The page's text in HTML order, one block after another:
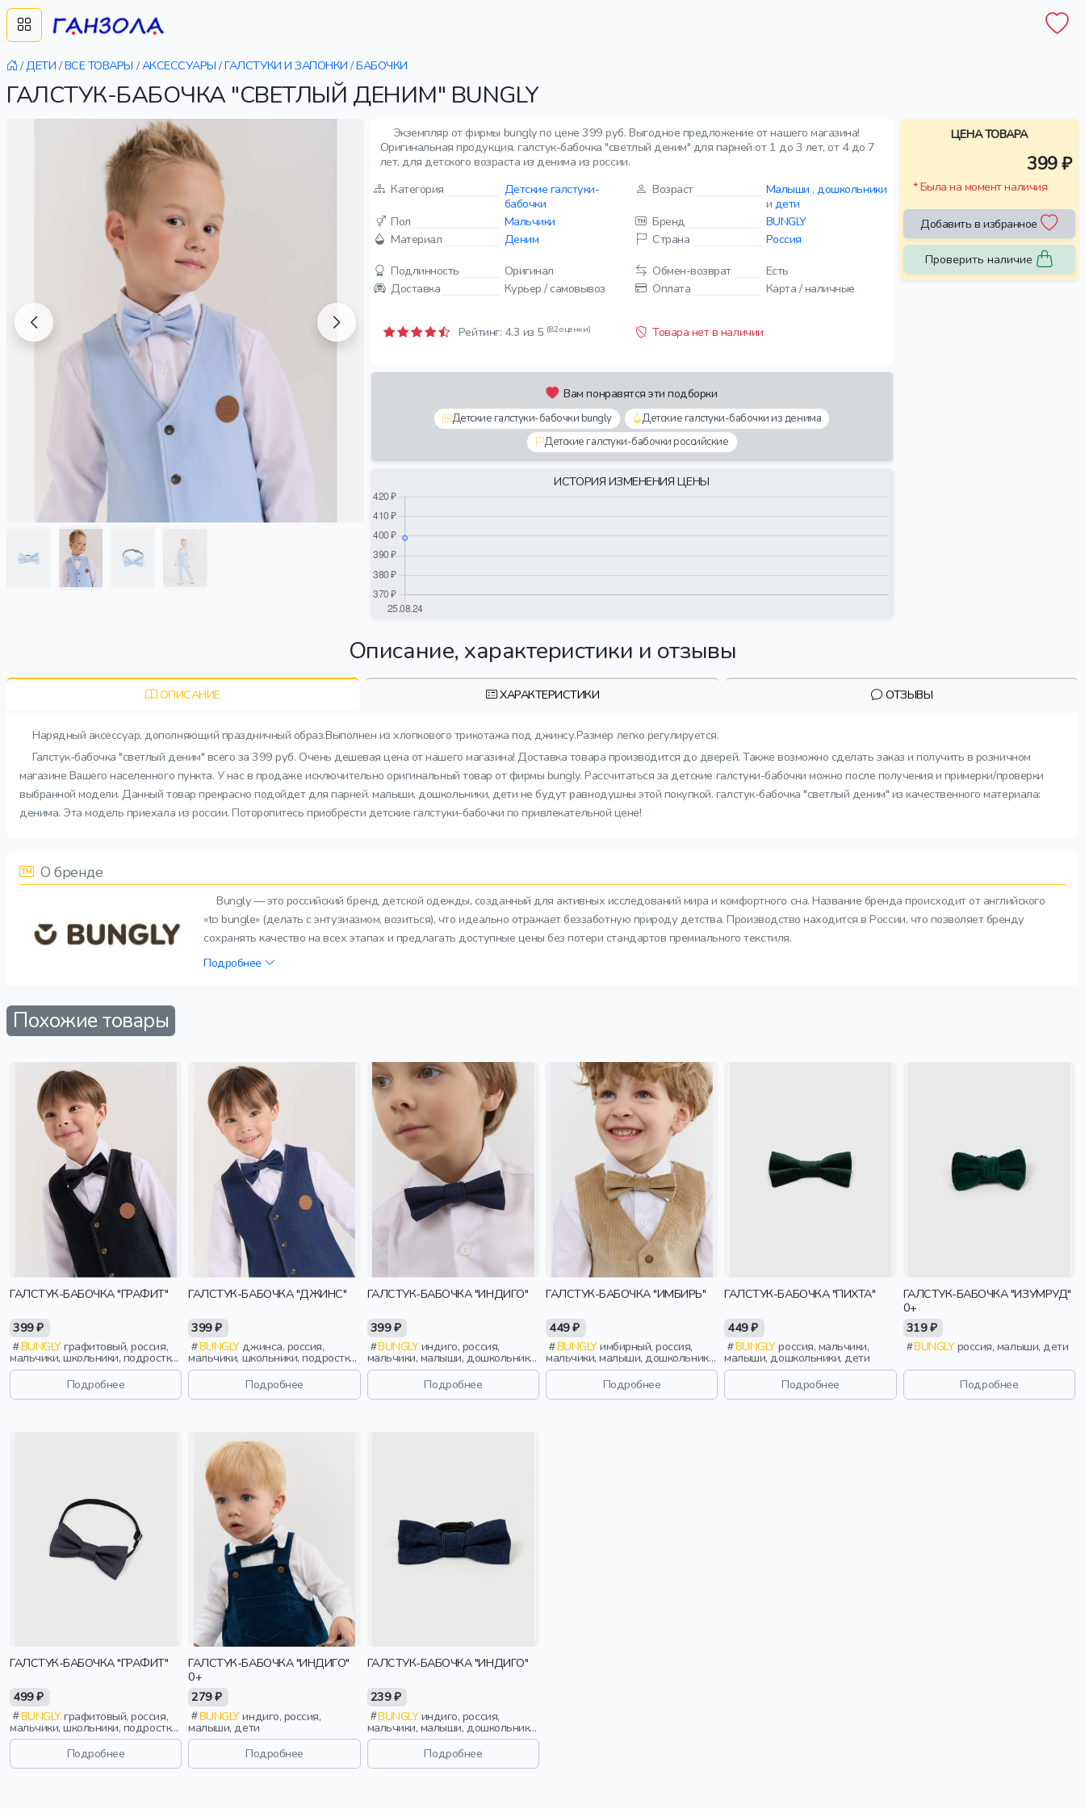
/ДЕТИ /ВСЕ ТОВАРЫ /АКСЕССУАРЫ /ГАЛСТУКИ И ЗАПОНКИ /БАБОЧКИ
ГАЛСТУК-БАБОЧКА "СВЕТЛЫЙ ДЕНИМ" BUNGLY
Экземпляр от фирмы bungly по цене 399 руб. Выгодное предложение от нашего магазина!
Оригинальная продукция. галстук-бабочка "светлый деним" для парней от 1 до 3 лет, от 4 до 7
лет, для детского возраста из денима из россии.
Категория
Детские галстуки-
бабочки
Возраст Малыши ,дошкольники
и дети
Пол
Мальчики Бренд
BUNGLY
Материал
Деним Страна
Россия
Подлинность
Оригинал Обмен-возврат
Есть
Доставка
Курьер / самовывоз Оплата Карта / наличные
Рейтинг: 4.3 из 5 (82 оценки) Товара нет в наличии
Вам понравятся эти подборки
Детские галстуки-бабочки bungly
Детские галстуки-бабочки из денима
Детские галстуки-бабочки российские
ИСТОРИЯ ИЗМЕНЕНИЯ ЦЕНЫ
ЦЕНА ТОВАРА
399 ₽
* Была на момент наличия
Добавить в избранное
Проверить наличие
Описание, характеристики и отзывы
ОПИСАНИЕ ХАРАКТЕРИСТИКИ ОТЗЫВЫ
Нарядный аксессуар, дополняющий праздничный образ.Выполнен из хлопкового трикотажа под джинсу.Размер легко регулируется.
Галстук-бабочка "светлый деним" всего за 399 руб. Очень дешевая цена от нашего магазина! Доставка товара производится до дверей. Также возможно сделать заказ и получить в розничном
магазине Вашего населенного пункта. У нас в продаже исключительно оригинальный товар от фирмы bungly. Рассчитаться за детские галстуки-бабочки можно после получения и примерки/проверки
выбранной модели. Данный товар прекрасно подойдет для парней. малыши, дошкольники, дети не будут равнодушны этой покупкой. галстук-бабочка "светлый деним" из качественного материала:
денима. Эта модель приехала из россии. Поторопитесь приобрести детские галстуки-бабочки по привлекательной цене!
О бренде
Bungly — это российский бренд детской одежды, созданный для активных исследований мира и комфортного сна. Название бренда происходит от английского
«to bungle» (делать с энтузиазмом, возиться), что идеально отражает беззаботную природу детства. Производство находится в России, что позволяет бренду
сохранять качество на всех этапах и предлагать доступные цены без потери стандартов премиального текстиля.
Подробнее
Похожие товары
ГАЛСТУК-БАБОЧКА "ГРАФИТ"
399 ₽
BUNGLYграфитовый, россия,
мальчики, школьники, подростки,
дети
Подробнее
ГАЛСТУК-БАБОЧКА "ДЖИНС"
399 ₽
BUNGLYджинса, россия,
мальчики, школьники, подростки,
дети
Подробнее
ГАЛСТУК-БАБОЧКА "ИНДИГО"
399 ₽
BUNGLYиндиго, россия,
мальчики, малыши, дошкольники,
дети
Подробнее
ГАЛСТУК-БАБОЧКА "ИМБИРЬ"
449 ₽
BUNGLYимбирный, россия,
мальчики, малыши, дошкольники,
дети
Подробнее
ГАЛСТУК-БАБОЧКА "ПИХТА"
449 ₽
BUNGLYроссия, мальчики,
малыши, дошкольники, дети
Подробнее
ГАЛСТУК-БАБОЧКА "ИЗУМРУД"
0+
319 ₽
BUNGLYроссия, малыши, дети
Подробнее
ГАЛСТУК-БАБОЧКА "ГРАФИТ"
499 ₽
BUNGLYграфитовый, россия,
мальчики, школьники, подростки,
дети
Подробнее
ГАЛСТУК-БАБОЧКА "ИНДИГО"
0+
279 ₽
BUNGLYиндиго, россия,
малыши, дети
Подробнее
ГАЛСТУК-БАБОЧКА "ИНДИГО"
239 ₽
BUNGLYиндиго, россия,
мальчики, малыши, дошкольники,
дети
Подробнее